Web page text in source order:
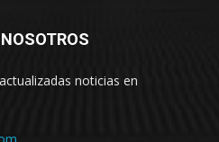
noticias en